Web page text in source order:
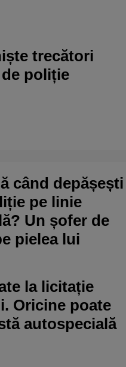
trecători
poliție
când depășești
pe linie
Un șofer de
pielea lui
la licitație
Oricine poate
autospecială